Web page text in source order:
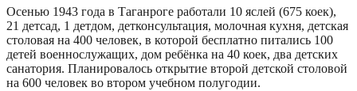
Осенью 1943 года в Таганроге работали 10 яслей (675 коек),
21 детсад, 1 детдом, детконсультация, молочная кухня, детская
столовая на 400 человек, в которой бесплатно питались 100
детей военнослужащих, дом ребёнка на 40 коек, два детских
санатория. Планировалось открытие второй детской столовой
на 600 человек во втором учебном полугодии.